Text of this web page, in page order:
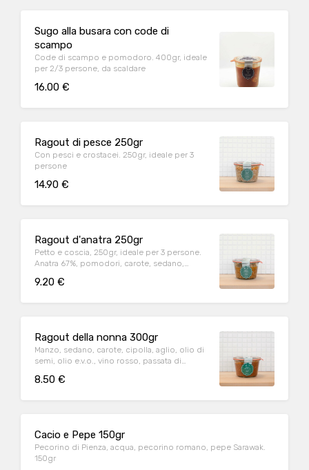
Sugo alla busara con code di
scampo
Code di scampo e pomodoro. 400gr, ideale
per 2/3 persone, da scaldare
16.00 €
Ragout di pesce 250gr
Con pesci e crostacei. 250gr, ideale per 3
persone
14.90 €
Ragout d'anatra 250gr
Petto e coscia, 250gr, ideale per 3 persone.
Anatra 67%, pomodori, carote, sedano,
rosmarino, timo, sale, pepe
9.20 €
Ragout della nonna 300gr
Manzo, sedano, carote, cipolla, aglio, olio di
semi, olio e.v.o., vino rosso, passata di
persone
8.50 €
Cacio e Pepe 150gr
Pecorino di Pienza, acqua, pecorino romano, pepe Sarawak.
150gr